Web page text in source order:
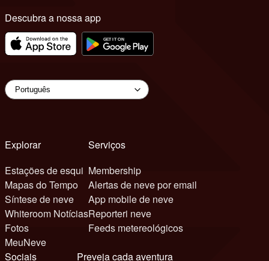
Descubra a nossa app
Explorar
Estações de esqui
Mapas do Tempo
Síntese de neve
Whiteroom Notícias
Fotos
MeuNeve
Serviços
Membership
Alertas de neve por email
App mobile de neve
Reporteri neve
Feeds metereológicos
Sociais
Preveja cada aventura